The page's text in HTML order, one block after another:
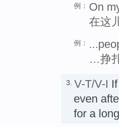
例： On
在这
例：
…挣
3. V-T/V-I
even
for a